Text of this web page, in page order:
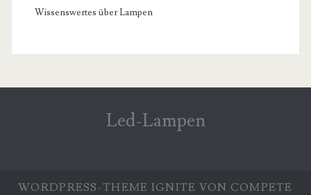
Wissenswertes über Lampen
Led-Lampen
WORDPRESS-THEME IGNITE VON COMPETE